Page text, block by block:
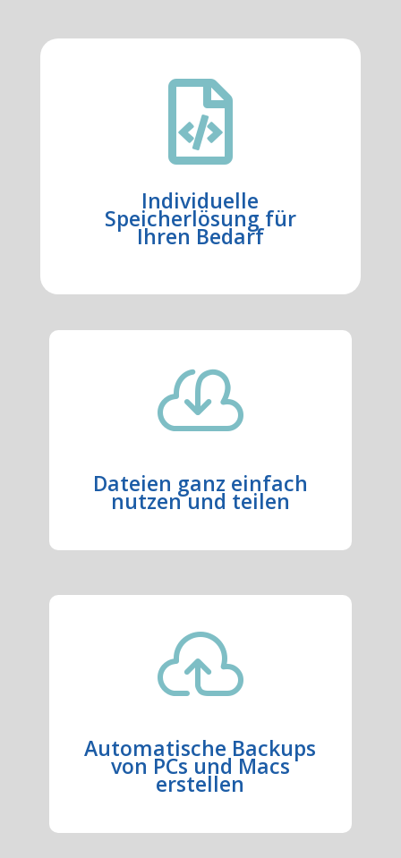

Individuelle
Speicherlösung für
Ihren Bedarf

Dateien ganz einfach
nutzen und teilen

Automatische Backups
von PCs und Macs
erstellen